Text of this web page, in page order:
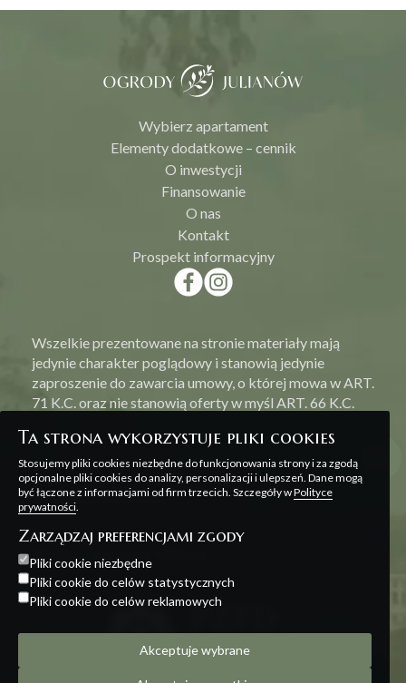
Wybierz apartament
Elementy dodatkowe – cennik
O inwestycji
Finansowanie
O nas
Kontakt
Prospekt informacyjny
Wszelkie prezentowane na stronie materiały mają
jedynie charakter poglądowy i stanowią jedynie
zaproszenie do zawarcia umowy, o której mowa w ART.
71 K.C. oraz nie stanowią oferty w myśl ART. 66 K.C.
Polityka prywatności
Ta strona wykorzystuje pliki cookies
Stosujemy pliki cookies niezbędne do funkcjonowania strony i za zgodą
opcjonalne pliki cookies do analizy, personalizacji i ulepszeń. Dane mogą
być łączone z informacjami od firm trzecich. Szczegóły wPolityce
prywatności.
Zarządzaj preferencjami zgody
Pliki cookie niezbędne
Pliki cookie do celów statystycznych
Pliki cookie do celów reklamowych
Akceptuje wybrane